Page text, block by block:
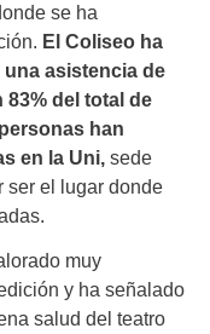
se ha
El Coliseo ha
asistencia de
del total de
han
en la Uni, sede
ser el lugar donde
muy
y ha señalado
salud del teatro